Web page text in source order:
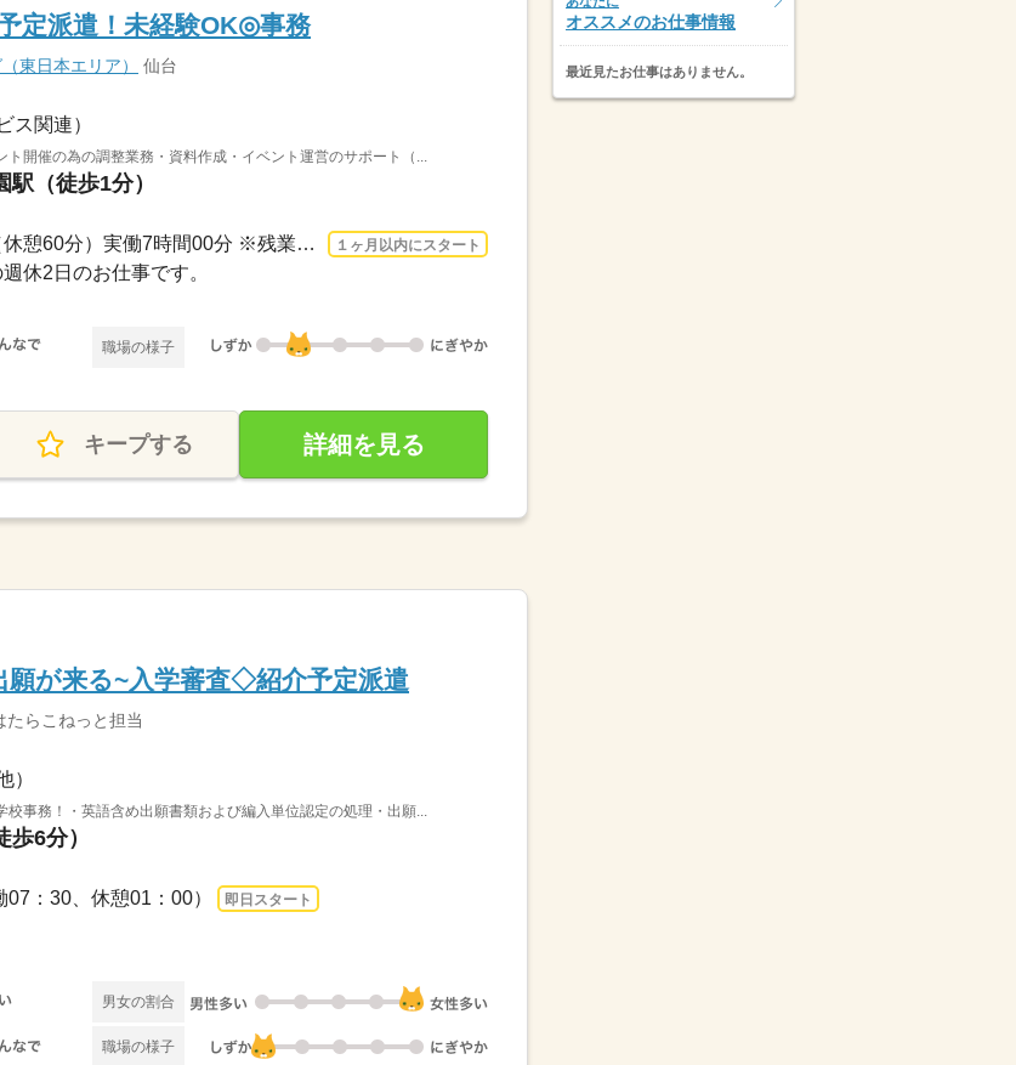
定派遣！未経験OK◎事務
東日本エリア） 仙台
ス関連）
開催の為の調整業務・資料作成・イベント運営のサポート（...
（徒歩1分）
長期 2026/8/17〜 / 09：30-17：30（休憩60分）実働7時間00分 ※残業時間：月0時間～15... １ヶ月以内にスタート
休2日のお仕事です。
職場の様子
キープする 詳細を見る
が来る~入学審査◇紹介予定派遣
たらこねっと担当
）
校事務！・英語含め出願書類および編入単位認定の処理・出願...
6分）
：30、休憩01：00） 即日スタート
男女の割合
職場の様子
オススメのお仕事情報
最近見たお仕事はありません。